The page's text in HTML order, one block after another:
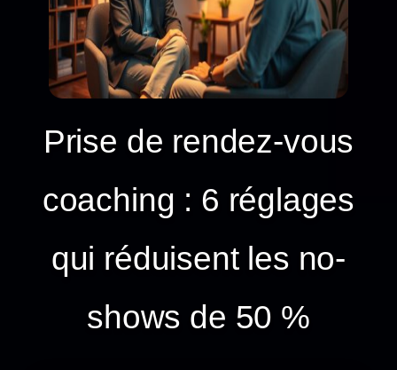
Prise de rendez-vous
coaching : 6 réglages
qui réduisent les no-
shows de 50 %